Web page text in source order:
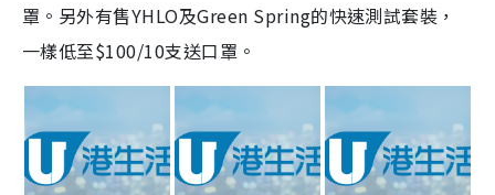
罩。另外有售YHLO及Green Spring的快速測試套裝，
一樣低至$100/10支送口罩。